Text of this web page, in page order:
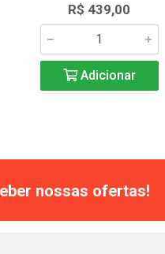
R$ 439,00
Adicionar
nossas ofertas!